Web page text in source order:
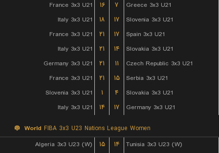
France 3x3 U21
۱۶ ۷
Greece 3x3 U21
Italy 3x3 U21
۱۸ ۱۷
Slovenia 3x3 U21
France 3x3 U21
۲۱ ۱۷
Spain 3x3 U21
Italy 3x3 U21
۲۱ ۱۴
Slovakia 3x3 U21
Germany 3x3 U21
۲۱ ۱۱
Czech Republic 3x3 U21
France 3x3 U21
۲۱ ۱۵
Serbia 3x3 U21
Slovenia 3x3 U21
۱ ۴
Slovakia 3x3 U21
Italy 3x3 U21
۱۴ ۱۷ Germany 3x3 U21
World FIBA 3x3 U23 Nations League Women
Algeria 3x3 U23 (W)
۱۵ ۱۴
Tunisia 3x3 U23 (W)